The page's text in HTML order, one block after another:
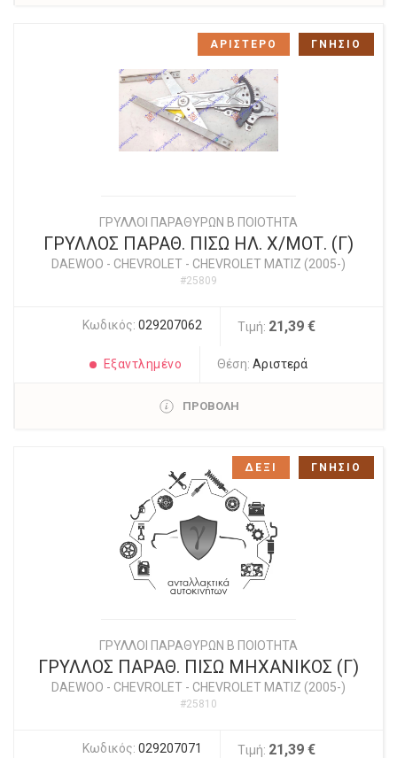
ΓΡΥΛΛΟΙ ΠΑΡΑΘΥΡΩΝ Β ΠΟΙΟΤΗΤΑ
ΓΡΥΛΛΟΣ ΠΑΡΑΘ. ΠΙΣΩ ΗΛ. Χ/ΜΟΤ. (Γ)
DAEWOO - CHEVROLET - CHEVROLET MATIZ (2005-)
#25809
Κωδικός: 029207062 Τιμή: 21,39 €
Εξαντλημένο Θέση:Αριστερά
ΠΡΟΒΟΛΗ
ΑΡΙΣΤΕΡΟ ΓΝΗΣΙΟ
ΓΡΥΛΛΟΙ ΠΑΡΑΘΥΡΩΝ Β ΠΟΙΟΤΗΤΑ
ΓΡΥΛΛΟΣ ΠΑΡΑΘ. ΠΙΣΩ ΜΗΧΑΝΙΚΟΣ (Γ)
DAEWOO - CHEVROLET - CHEVROLET MATIZ (2005-)
#25810
Κωδικός: 029207071 Τιμή: 21,39 €
ΔΕΞΙ ΓΝΗΣΙΟ